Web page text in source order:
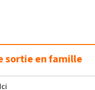
sortie en famille